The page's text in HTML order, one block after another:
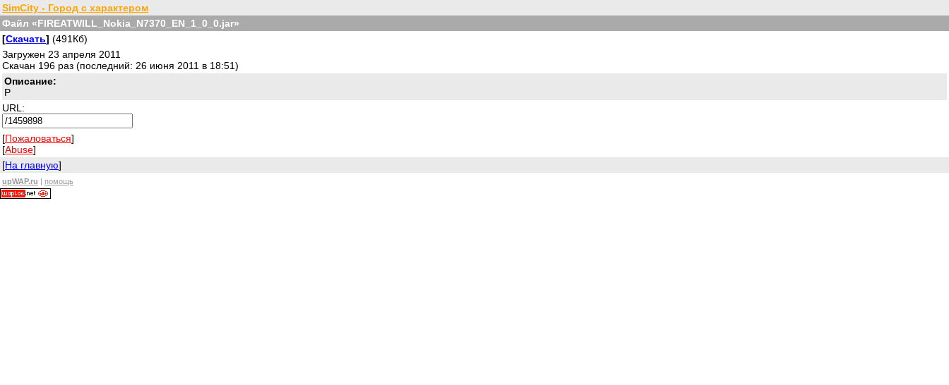
SimCity - Город с характером
Файл «FIREATWILL_Nokia_N7370_EN_1_0_0.jar»
[Скачать] (491Кб)
Загружен 23 апреля 2011
Скачан 196 раз (последний: 26 июня 2011 в 18:51)
Описание:
P
URL:
[Пожаловаться]
[Abuse]
[На главную]
upWAP.ru | помощь